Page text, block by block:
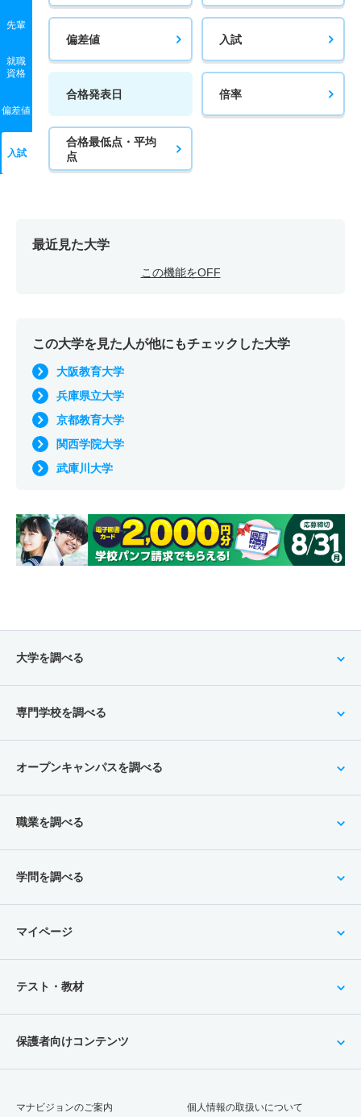
先輩
就職
資格
偏差値
入試
偏差値 入試
合格発表日 倍率
合格最低点・平均
点
最近見た大学
この機能をOFF
この大学を見た人が他にもチェックした大学
大阪教育大学
兵庫県立大学
京都教育大学
関西学院大学
武庫川大学
大学を調べる
専門学校を調べる
オープンキャンパスを調べる
職業を調べる
学問を調べる
マイページ
テスト・教材
保護者向けコンテンツ
マナビジョンのご案内 個人情報の取扱いについて